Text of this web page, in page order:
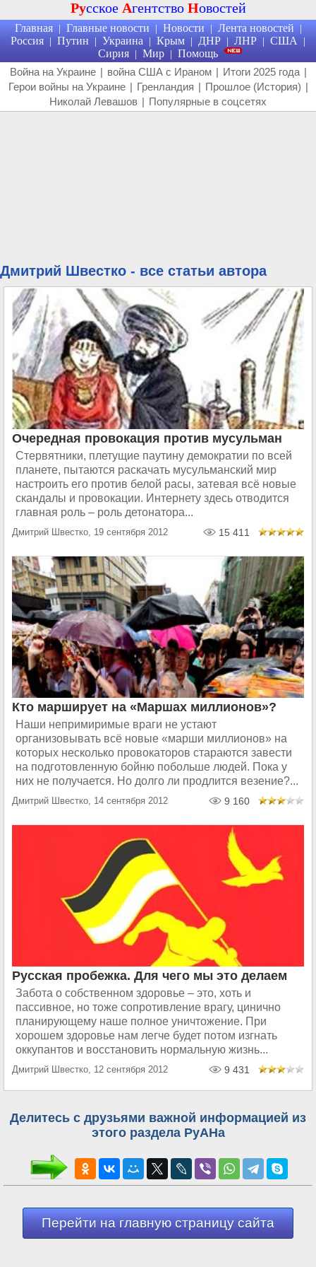
Русское Агентство Новостей
Главная | Главные новости | Новости | Лента новостей |
Россия | Путин | Украина | Крым | ДНР | ЛНР | США |
Сирия | Мир | Помощь
Война на Украине | война США с Ираном | Итоги 2025 года |
Герои войны на Украине | Гренландия | Прошлое (История) |
Николай Левашов | Популярные в соцсетях
Дмитрий Швестко - все статьи автора
Очередная провокация против мусульман
Стервятники, плетущие паутину демократии по всей
планете, пытаются раскачать мусульманский мир
настроить его против белой расы, затевая всё новые
скандалы и провокации. Интернету здесь отводится
главная роль – роль детонатора...
Дмитрий Швестко, 19 сентября 2012 15 411
Кто марширует на «Маршах миллионов»?
Наши непримиримые враги не устают
организовывать всё новые «марши миллионов» на
которых несколько провокаторов стараются завести
на подготовленную бойню побольше людей. Пока у
них не получается. Но долго ли продлится везение?...
Дмитрий Швестко, 14 сентября 2012 9 160
Русская пробежка. Для чего мы это делаем
Забота о собственном здоровье – это, хоть и
пассивное, но тоже сопротивление врагу, цинично
планирующему наше полное уничтожение. При
хорошем здоровье нам легче будет потом изгнать
оккупантов и восстановить нормальную жизнь...
Дмитрий Швестко, 12 сентября 2012 9 431
Делитесь с друзьями важной информацией из
этого раздела РуАНа
Перейти на главную страницу сайта